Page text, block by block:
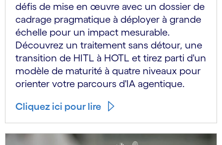
défis de mise en œuvre avec un dossier de
cadrage pragmatique à déployer à grande
échelle pour un impact mesurable.
Découvrez un traitement sans détour, une
transition de HITL à HOTL et tirez parti d'un
modèle de maturité à quatre niveaux pour
orienter votre parcours d'IA agentique.
Cliquez ici pour lire